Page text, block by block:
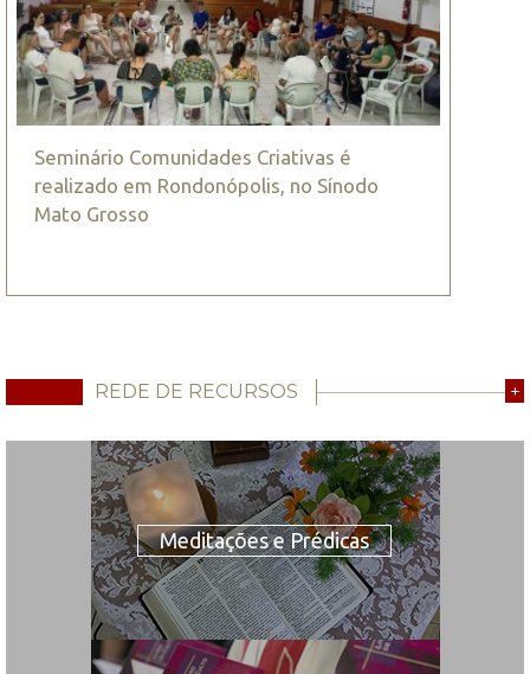
Seminário Comunidades Criativas é
realizado em Rondonópolis, no Sínodo
Mato Grosso
REDE DE RECURSOS +
Meditações e Prédicas